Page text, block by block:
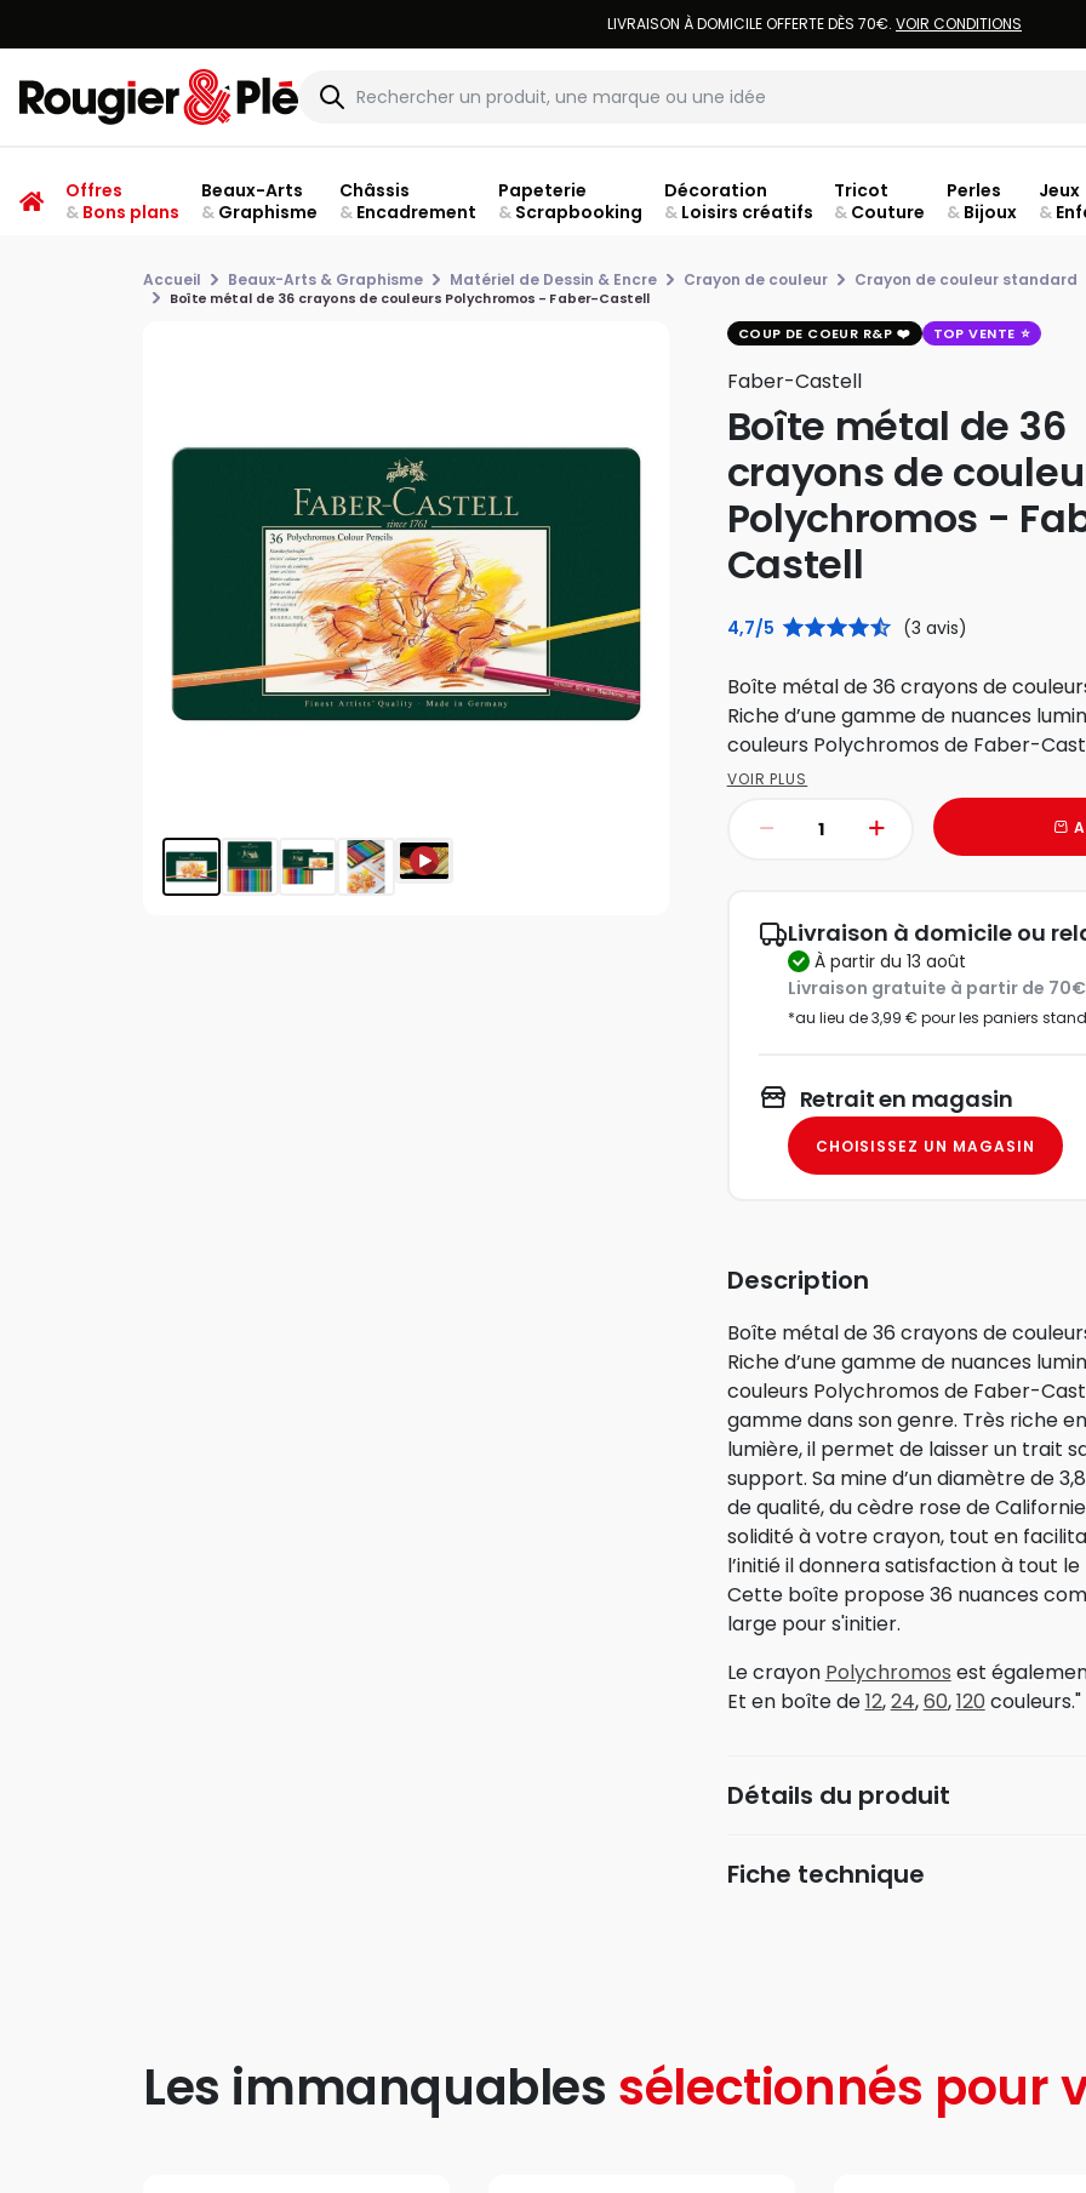
LIVRAISON À DOMICILE OFFERTE DÈS 70€. VOIR CONDITIONS
Offres
&Bons plans
Beaux-Arts
&Graphisme
Châssis
&Encadrement
Papeterie
&Scrapbooking
Décoration
&Loisirs créatifs
Tricot
& Couture
Perles
& Bijoux
Jeux
&
Accueil Beaux-Arts & Graphisme Matériel de Dessin & Encre Crayon de couleur Crayon de couleur standard
Boîte métal de 36 crayons de couleurs Polychromos - Faber-Castell
COUP DE COEUR R&P TOP VENTE
Faber-Castell
Boîte métal de 36
crayons de
Polychromos -
Castell
4,7/5 (3 avis)
Boîte métal de 36 crayons de
Riche d’une gamme de nuances
couleurs Polychromos de Faber-
VOIR PLUS
Livraison à domicile ou
à partir du 13 août
Livraison gratuite à partir de
*au lieu de 3,99 € pour les paniers
Retrait en magasin
CHOISISSEZ UN MAGASIN
Description
Boîte métal de 36 crayons de
Riche d’une gamme de nuances
couleurs Polychromos de Faber-
gamme dans son genre. Très riche
lumière, il permet de laisser un trait
support. Sa mine d’un diamètre de
de qualité, du cèdre rose de
solidité à votre crayon, tout en
l’initié il donnera satisfaction à tout le
Cette boîte propose 36 nuances
large pour s'initier.
Le crayon Polychromos est
Et en boîte de12,24,60,120 couleurs."
Détails du produit
Fiche technique
Les immanquables sélectionnés pour